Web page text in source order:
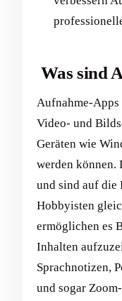
Was sind
Aufnahme-
Video- und
Geräten wie
werden können.
und sind auf die
Hobbyisten
ermöglichen es
Inhalten
Sprachnotizen,
und sogar